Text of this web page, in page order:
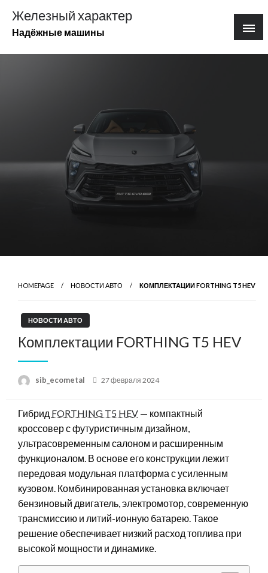
содержимому
Железный характер
Надёжные машины
HOMEPAGE НОВОСТИ АВТО КОМПЛЕКТАЦИИ FORTHING T5 HEV
НОВОСТИ АВТО
Комплектации FORTHING T5 HEV
sib_ecometal
Posted
27 февраля 2024
Гибрид FORTHING T5 HEV — компактный
кроссовер с футуристичным дизайном,
ультрасовременным салоном и расширенным
функционалом. В основе его конструкции лежит
передовая модульная платформа с усиленным
кузовом. Комбинированная установка включает
бензиновый двигатель, электромотор, современную
трансмиссию и литий-ионную батарею. Такое
решение обеспечивает низкий расход топлива при
высокой мощности и динамике.